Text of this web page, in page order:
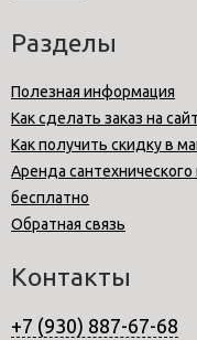
Разделы
Полезная информация
Как сделать заказ на
Как получить скидку в
Аренда
бесплатно
Обратная связь
Контакты
+7 (930) 887-67-68